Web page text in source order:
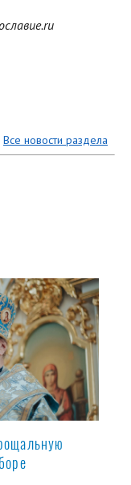
Все новости раздела